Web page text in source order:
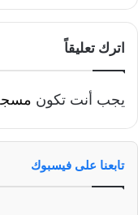
و
ا
ل
و
ي
ا
ل
إ
اترك تعليقاً
يجب أنت تكون
تابعنا على فيسبوك